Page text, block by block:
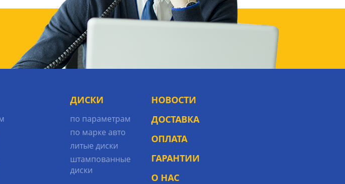
ДИСКИ
по параметрам
по марке авто
литые диски
штампованные
диски
НОВОСТИ
ДОСТАВКА
ОПЛАТА
ГАРАНТИИ
О НАС